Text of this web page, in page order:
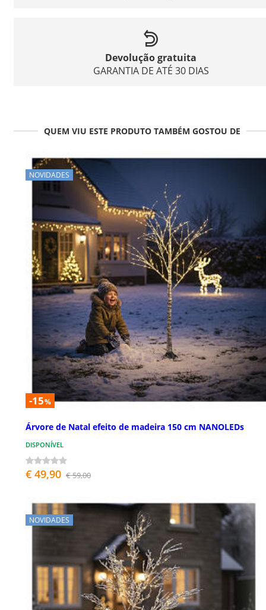
Devolução gratuita
GARANTIA DE ATÉ 30 DIAS
QUEM VIU ESTE PRODUTO TAMBÉM GOSTOU DE
NOVIDADES
-15%
Árvore de Natal efeito de madeira 150 cm NANOLEDs
DISPONÍVEL
€ 49,90 € 59,00
NOVIDADES